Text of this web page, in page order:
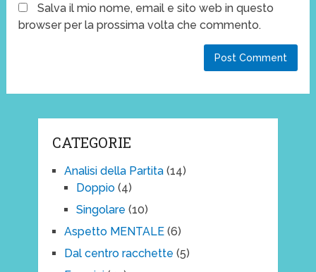
Salva il mio nome, email e sito web in questo
browser per la prossima volta che commento.
CATEGORIE
Analisi della Partita(14)
Doppio(4)
Singolare (10)
Aspetto MENTALE(6)
Dal centro racchette (5)